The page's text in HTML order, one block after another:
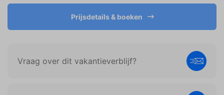
Prijsdetails & boeken
Vraag over dit vakantieverblijf?
weergeven die zijn afgestemd op en relevant zijn
voor de individuele gebruiker. Deze advertenties